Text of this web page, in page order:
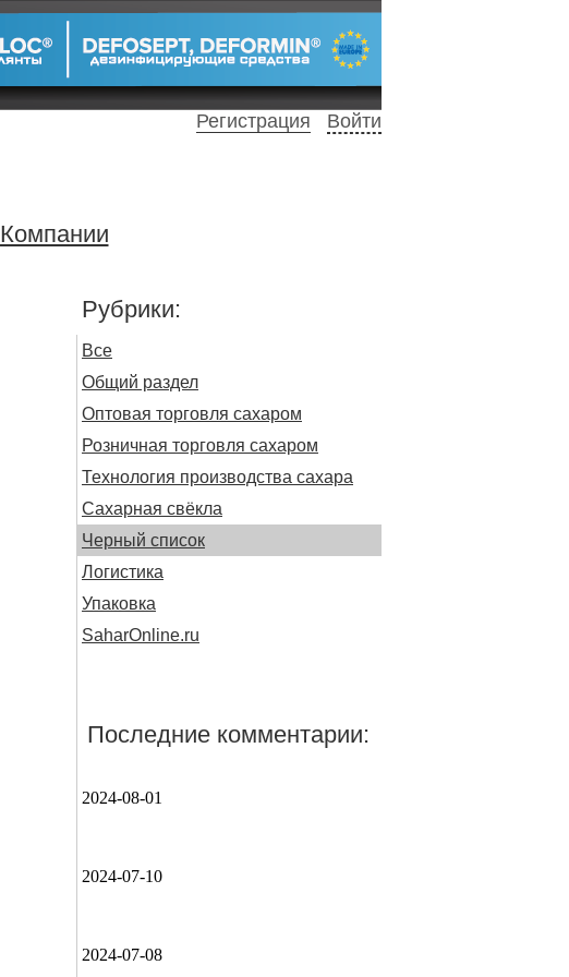
Войти
Регистрация
Компании
Рубрики:
Все
Общий раздел
Оптовая торговля сахаром
Розничная торговля сахаром
Технология производства сахара
Сахарная свёкла
Черный список
Логистика
Упаковка
SaharOnline.ru
Последние комментарии:
2024-08-01
2024-07-10
2024-07-08